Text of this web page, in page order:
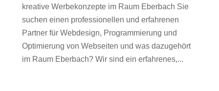
kreative Werbekonzepte im Raum Eberbach Sie
suchen einen professionellen und erfahrenen
Partner für Webdesign, Programmierung und
Optimierung von Webseiten und was dazugehört
im Raum Eberbach? Wir sind ein erfahrenes,...